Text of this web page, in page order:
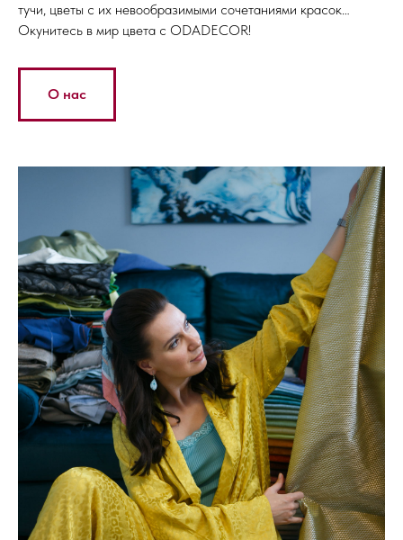
тучи, цветы с их невообразимыми сочетаниями красок…
Окунитесь в мир цвета с ODADECOR!
О нас